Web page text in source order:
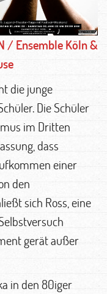
/ Ensemble Köln &
die junge
Die Schüler
im Dritten
dass
einer
den
sich Ross, eine
gerät außer
in den 80iger